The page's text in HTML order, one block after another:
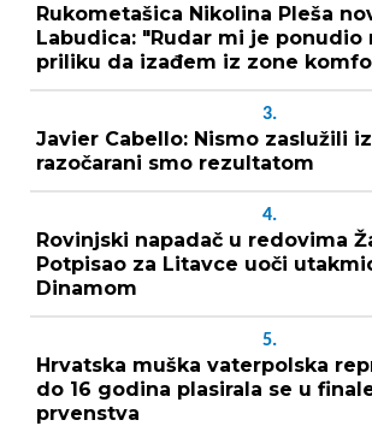
Rukometašica Nikolina Pleša
Labudica: "Rudar mi je ponudio
priliku da izađem iz zone
3.
Javier Cabello: Nismo zaslužili
razočarani smo rezultatom
4.
Rovinjski napadač u redovima
Potpisao za Litavce uoči
Dinamom
5.
Hrvatska muška vaterpolska
do 16 godina plasirala se u
prvenstva